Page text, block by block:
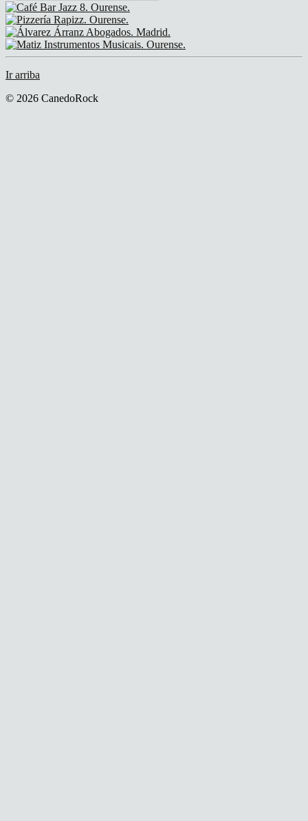
Ir arriba
© 2026 CanedoRock